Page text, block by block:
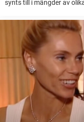
synts till i mängder av